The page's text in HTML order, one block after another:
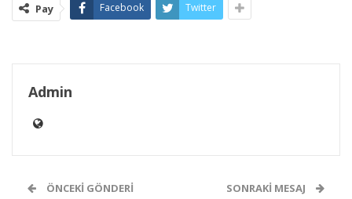
Pay Facebook Twitter
Admin
ÖNCEKI GÖNDERI SONRAKI MESAJ